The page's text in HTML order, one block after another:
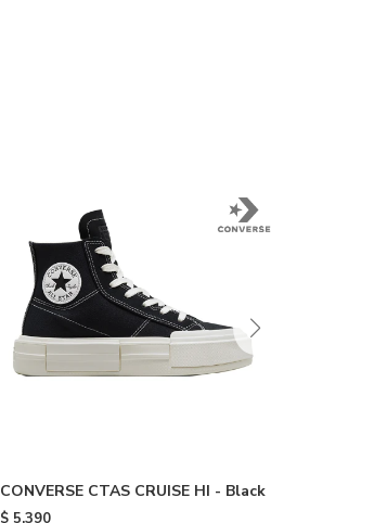
CONVERSE CTAS CRUISE HI - Black
$ 5.390